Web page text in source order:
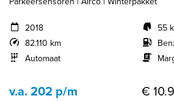
2018
82.110 km
Automaat
55
v.a. 202 p/m €